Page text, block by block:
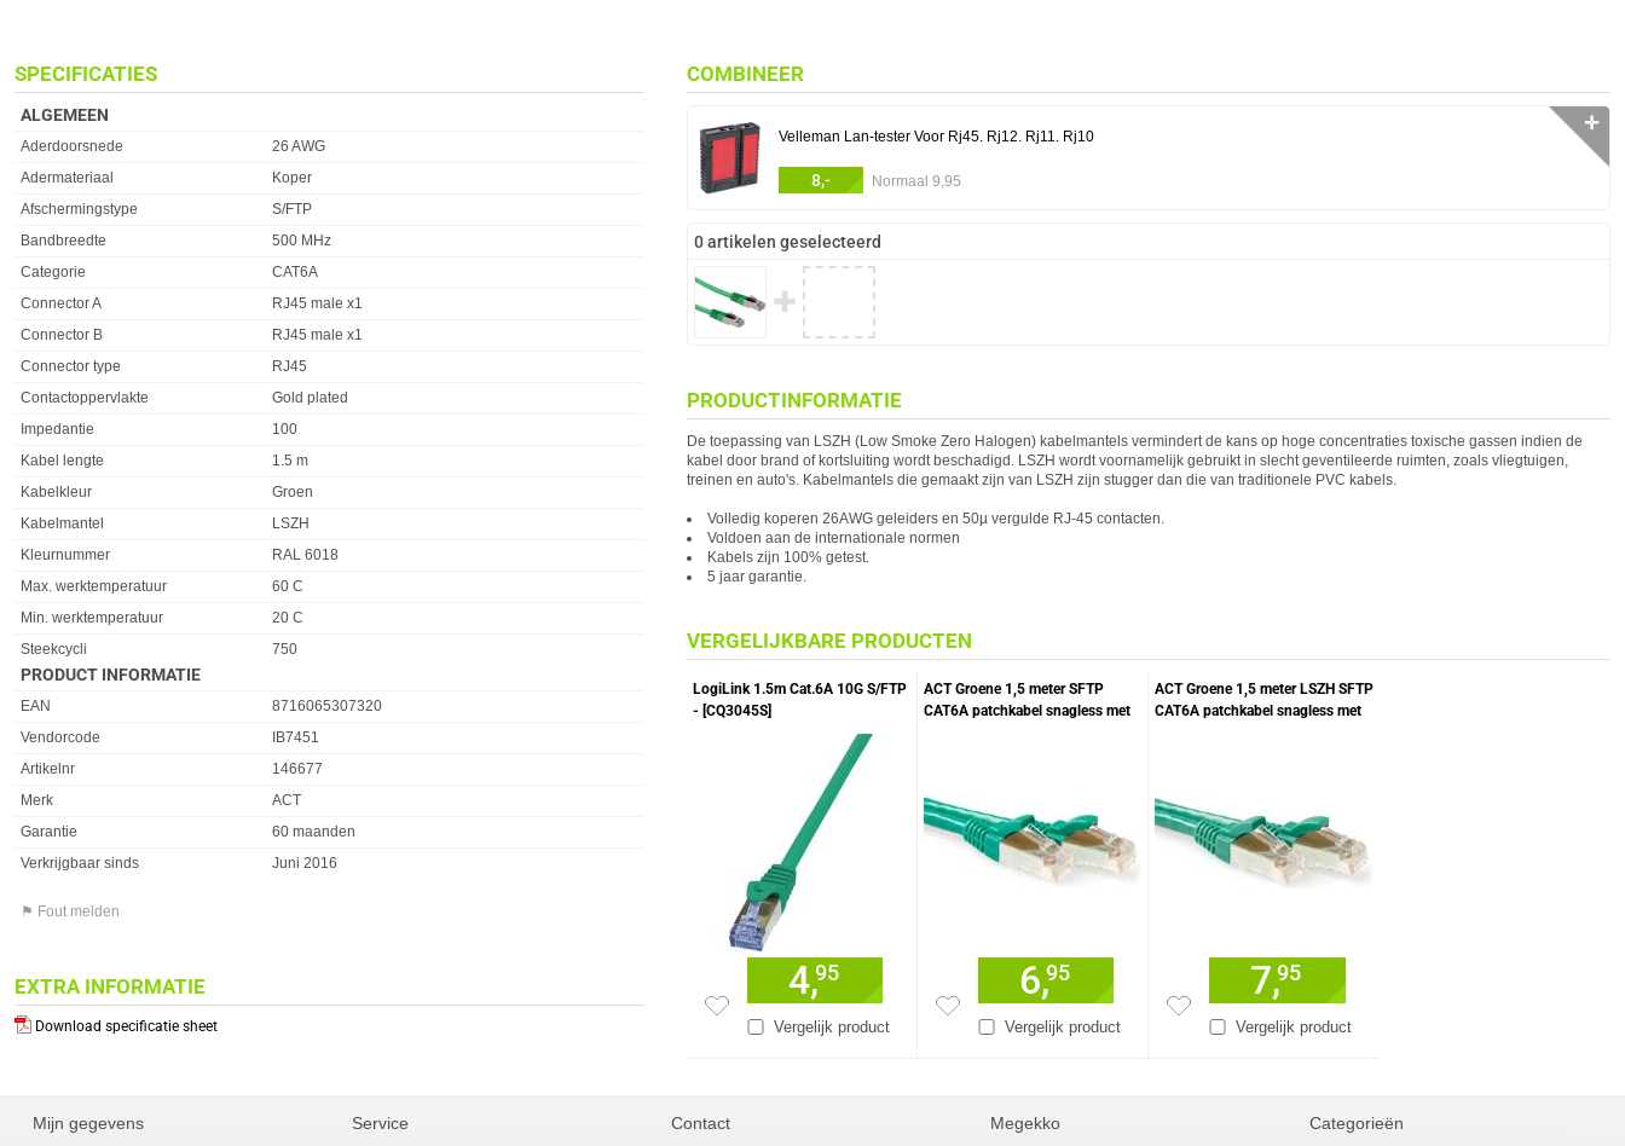
SPECIFICATIES
ALGEMEEN
Eigenschap Waarde
Aderdoorsnede
26 AWG
Adermateriaal
Koper
Afschermingstype
S/FTP
Bandbreedte
500 MHz
Categorie
CAT6A
Connector A
RJ45 male x1
Connector B
RJ45 male x1
Connector type
RJ45
Contactoppervlakte
Gold plated
Impedantie
100
Kabel lengte
1.5 m
Kabelkleur
Groen
Kabelmantel
LSZH
Kleurnummer
RAL 6018
Max. werktemperatuur
60 C
Min. werktemperatuur
20 C
Steekcycli
750
PRODUCT INFORMATIE
EAN
8716065307320
Vendorcode
IB7451
Artikelnr
146677
Merk
ACT
Garantie
60 maanden
Verkrijgbaar sinds
Juni 2016
⚑ Fout melden
EXTRA INFORMATIE
Download specificatie sheet
COMBINEER
Velleman Lan-tester Voor Rj45. Rj12. Rj11. Rj10
8,- Normaal 9,95
✛
0 artikelen geselecteerd
✚
PRODUCTINFORMATIE
De toepassing van LSZH (Low Smoke Zero Halogen) kabelmantels vermindert de kans op hoge concentraties toxische gassen indien de
kabel door brand of kortsluiting wordt beschadigd. LSZH wordt voornamelijk gebruikt in slecht geventileerde ruimten, zoals vliegtuigen,
treinen en auto's. Kabelmantels die gemaakt zijn van LSZH zijn stugger dan die van traditionele PVC kabels.
Volledig koperen 26AWG geleiders en 50µ vergulde RJ-45 contacten.
Voldoen aan de internationale normen
Kabels zijn 100% getest.
5 jaar garantie.
VERGELIJKBARE PRODUCTEN
LogiLink 1.5m Cat.6A 10G S/FTP
- [CQ3045S]
Vergelijk product
4,95
ACT Groene 1,5 meter SFTP
CAT6A patchkabel snagless met
Vergelijk product
6,95
ACT Groene 1,5 meter LSZH SFTP
CAT6A patchkabel snagless met
Vergelijk product
7,95
Mijn gegevens Service Contact Megekko Categorieën